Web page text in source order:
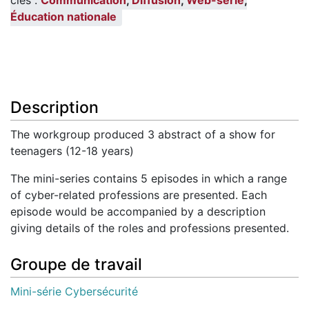
Éducation nationale
Description
The workgroup produced 3 abstract of a show for
teenagers (12-18 years)
The mini-series contains 5 episodes in which a range
of cyber-related professions are presented. Each
episode would be accompanied by a description
giving details of the roles and professions presented.
Groupe de travail
Mini-série Cybersécurité